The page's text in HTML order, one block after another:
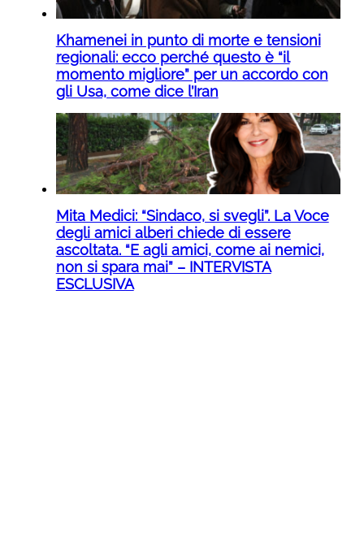
Khamenei in punto di morte e tensioni
regionali: ecco perché questo è “il
momento migliore” per un accordo con
gli Usa, come dice l’Iran
Mita Medici: “Sindaco, si svegli”. La Voce
degli amici alberi chiede di essere
ascoltata. “E agli amici, come ai nemici,
non si spara mai” – INTERVISTA
ESCLUSIVA